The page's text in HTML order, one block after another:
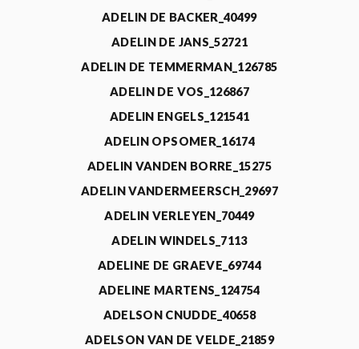
ADELIN DE BACKER_40499
ADELIN DE JANS_52721
ADELIN DE TEMMERMAN_126785
ADELIN DE VOS_126867
ADELIN ENGELS_121541
ADELIN OPSOMER_16174
ADELIN VANDEN BORRE_15275
ADELIN VANDERMEERSCH_29697
ADELIN VERLEYEN_70449
ADELIN WINDELS_7113
ADELINE DE GRAEVE_69744
ADELINE MARTENS_124754
ADELSON CNUDDE_40658
ADELSON VAN DE VELDE_21859